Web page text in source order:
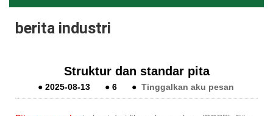
berita industri
Struktur dan standar pita
●2025-08-13 ●6 ● Tinggalkan aku pesan